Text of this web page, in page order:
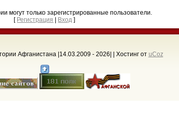
могут только зарегистрированные пользователи.
[ Регистрация Вход ]
Афганистана |14.03.2009 - 2026 Хостинг от uCoz